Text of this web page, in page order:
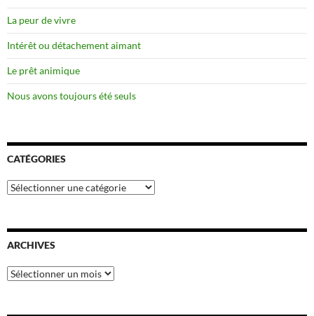
La peur de vivre
Intérêt ou détachement aimant
Le prêt animique
Nous avons toujours été seuls
CATÉGORIES
Catégories
ARCHIVES
Archives